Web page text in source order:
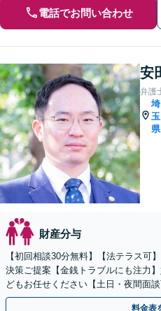
電話でお問い合わせ
安
弁護
埼
玉
県
財産分与
【初回相談30分無料】【法テラス可
決策ご提案【金銭トラブルにも注力
どもお任せください【土日・夜間面
2分】
料金表